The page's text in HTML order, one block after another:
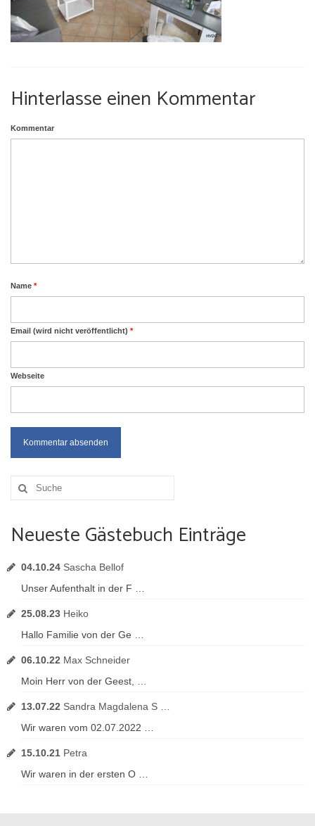
Umgebung
Hinterlasse einen Kommentar
Kommentar
Name *
Email (wird nicht veröffentlicht) *
Webseite
Suche
nach:
Neueste Gästebuch Einträge
04.10.24 Sascha Bellof
Unser Aufenthalt in der F …
25.08.23 Heiko
Hallo Familie von der Ge …
06.10.22 Max Schneider
Moin Herr von der Geest, …
13.07.22 Sandra Magdalena S …
Wir waren vom 02.07.2022 …
15.10.21 Petra
Wir waren in der ersten O …